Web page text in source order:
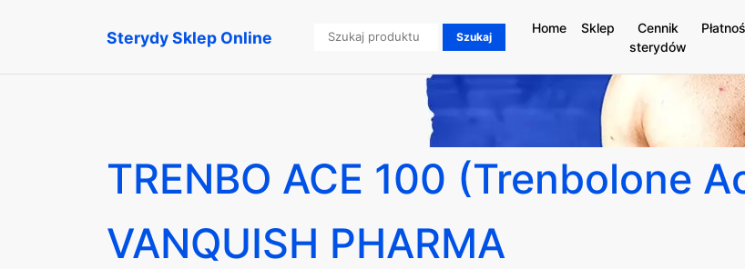
Sterydy Sklep Online
Home Sklep
Cennik
sterydów
TRENBO ACE 100 (Trenbolone
VANQUISH PHARMA